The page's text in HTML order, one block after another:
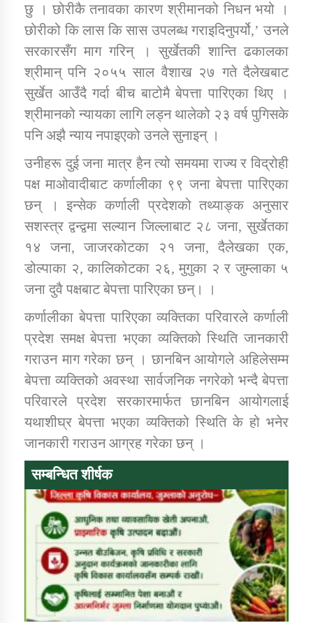
कर्णाली प्राविधि शिक्षालय जुम्लाको सुचना
तातोपानी गाउँपालिकाको न्यायिक समिति सम्बन्धी सन्देश
तातोपानी गाउँपालिका जुम्लाको महिला तथा लैङ्गिक हिंसा
सम्बन्धी सूचना सन्देश
तातोपानी गाउँपालिका जुम्लाको महिनावारी सम्बन्धिकाे
सन्देश
तातोपानी गाउँपालिका जुम्लाको बालविवाह सन्देश
तातोपानी गाउँपालिका जुम्लाको सूचना
तातोपानी गाउँपालिका जुम्लाको सूचना
छु । छोरीकै तनावका कारण श्रीमानको निधन भयो ।
छोरीको कि लास कि सास उपलब्ध गराइदिनुपर्यो,’ उनले
सरकारसँग माग गरिन् । सुर्खेतकी शान्ति ढकालका
श्रीमान् पनि २०५५ साल वैशाख २७ गते दैलेखबाट
सुर्खेत आउँदै गर्दा बीच बाटोमै बेपत्ता पारिएका थिए ।
श्रीमानको न्यायका लागि लड्न थालेको २३ वर्ष पुगिसके
पनि अझै न्याय नपाइएको उनले सुनाइन् ।
उनीहरू दुई जना मात्र हैन त्यो समयमा राज्य र विद्रोही
पक्ष माओवादीबाट कर्णालीका ९९ जना बेपत्ता पारिएका
छन् । इन्सेक कर्णाली प्रदेशको तथ्याङ्क अनुसार
सशस्त्र द्वन्द्वमा सल्यान जिल्लाबाट २८ जना, सुर्खेतका
१४ जना, जाजरकोटका २१ जना, दैलेखका एक,
डोल्पाका २, कालिकोटका २६, मुगुका २ र जुम्लाका ५
जना दुवै पक्षबाट बेपत्ता पारिएका छन्। ।
कर्णालीका बेपत्ता पारिएका व्यक्तिका परिवारले कर्णाली
प्रदेश समक्ष बेपत्ता भएका व्यक्तिको स्थिति जानकारी
गराउन माग गरेका छन् । छानबिन आयोगले अहिलेसम्म
बेपत्ता व्यक्तिको अवस्था सार्वजनिक नगरेको भन्दै बेपत्ता
परिवारले प्रदेश सरकारमार्फत छानबिन आयोगलाई
यथाशीघ्र बेपत्ता भएका व्यक्तिको स्थिति के हो भनेर
जानकारी गराउन आग्रह गरेका छन् ।
सम्बन्धित शीर्षक